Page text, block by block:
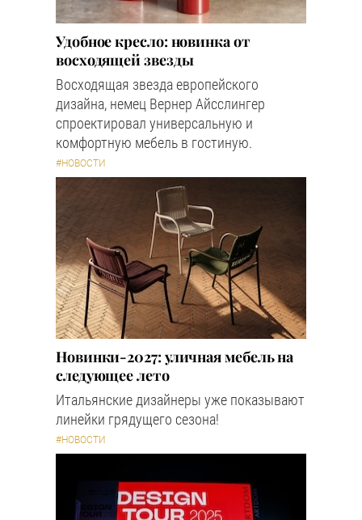
Удобное кресло: новинка от
восходящей звезды
Восходящая звезда европейского
дизайна, немец Вернер Айсслингер
спроектировал универсальную и
комфортную мебель в гостиную.
#НОВОСТИ
Новинки-2027: уличная мебель на
следующее лето
Итальянские дизайнеры уже показывают
линейки грядущего сезона!
#НОВОСТИ